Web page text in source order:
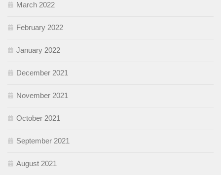
March 2022
February 2022
January 2022
December 2021
November 2021
October 2021
September 2021
August 2021